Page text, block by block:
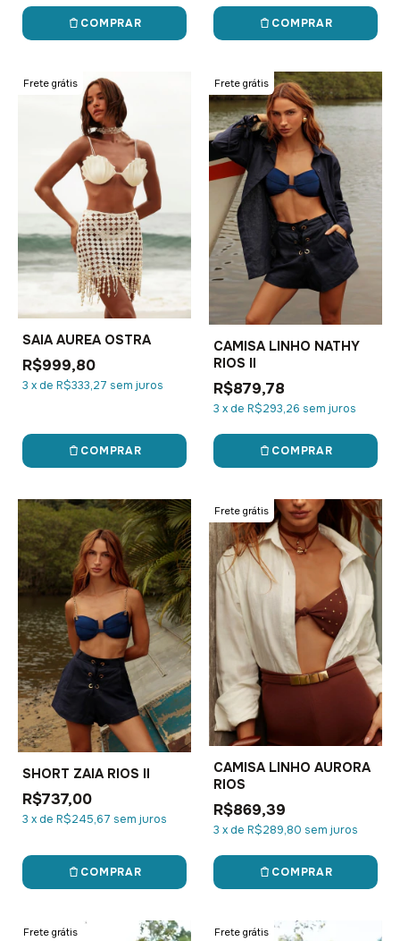
COMPRAR COMPRAR
Frete grátis
SAIA AUREA OSTRA
R$999,80
3 xde R$333,27 sem juros
COMPRAR
Frete grátis
CAMISA LINHO NATHY
RIOS II
R$879,78
3 xde R$293,26 sem juros
COMPRAR
SHORT ZAIA RIOS II
R$737,00
3 xde R$245,67 sem juros
COMPRAR
Frete grátis
CAMISA LINHO AURORA
RIOS
R$869,39
3 xde R$289,80 sem juros
COMPRAR
Frete grátis Frete grátis